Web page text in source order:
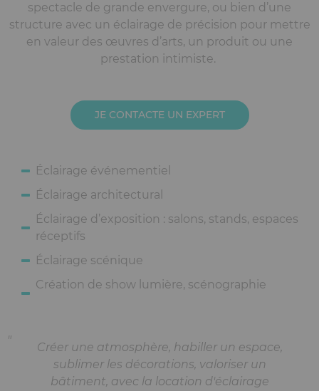
spectacle de grande envergure, ou bien d’une
structure avec un éclairage de précision pour mettre
en valeur des œuvres d’arts, un produit ou une
prestation intimiste.
JE CONTACTE UN EXPERT
Éclairage événementiel
Éclairage architectural
Éclairage d’exposition : salons, stands, espaces
réceptifs
Éclairage scénique
Création de show lumière, scénographie
Créer une atmosphère, habiller un espace,
sublimer les décorations, valoriser un
bâtiment, avec la location d'éclairage